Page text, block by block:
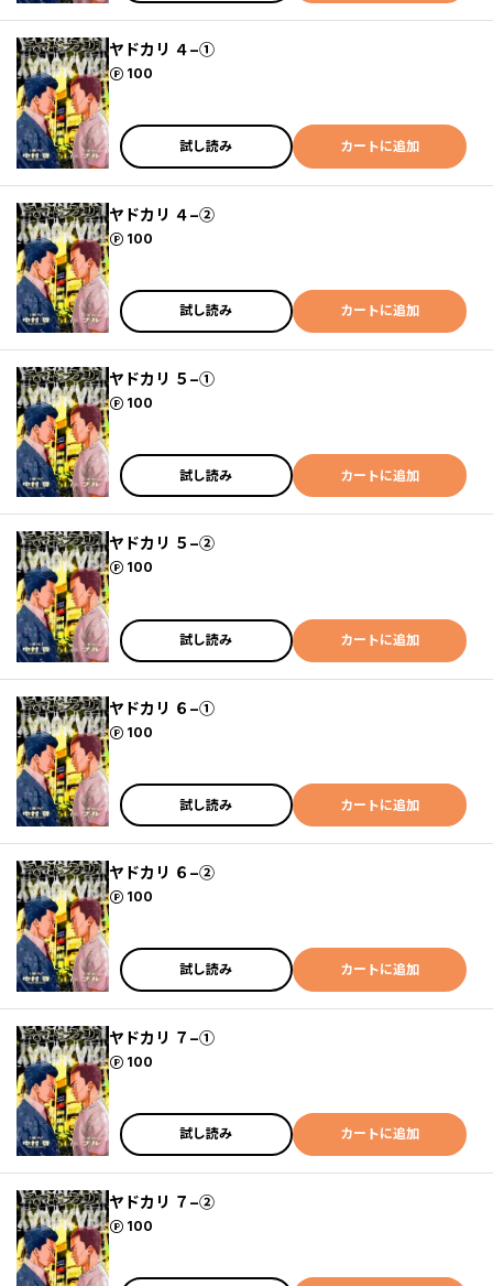
ヤドカリ ４−①
100
ポイント
試し読み カートに追加
ヤドカリ ４−②
100
ポイント
試し読み カートに追加
ヤドカリ ５−①
100
ポイント
試し読み カートに追加
ヤドカリ ５−②
100
ポイント
試し読み カートに追加
ヤドカリ ６−①
100
ポイント
試し読み カートに追加
ヤドカリ ６−②
100
ポイント
試し読み カートに追加
ヤドカリ ７−①
100
ポイント
試し読み カートに追加
ヤドカリ ７−②
100
ポイント